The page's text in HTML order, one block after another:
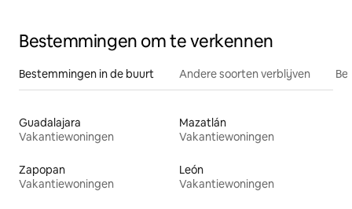
Bestemmingen om te verkennen
Bestemmingen in de buurt Andere soorten verblijven
Guadalajara
Vakantiewoningen
Mazatlán
Vakantiewoningen
Zapopan
Vakantiewoningen
León
Vakantiewoningen